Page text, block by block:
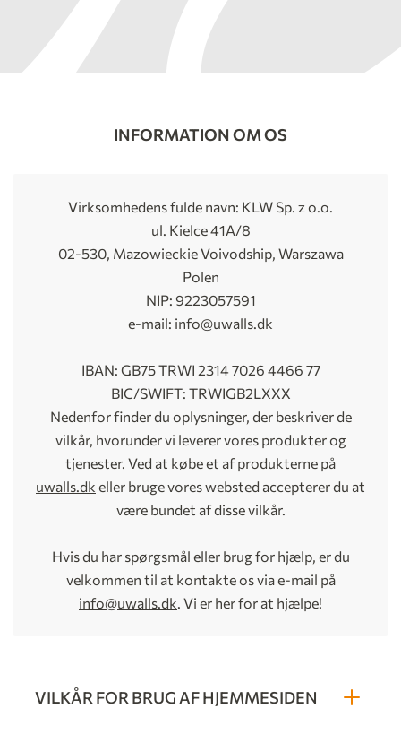
INFORMATION OM OS
Virksomhedens fulde navn: KLW Sp. z o.o.
ul. Kielce 41A/8
02-530, Mazowieckie Voivodship, Warszawa
Polen
NIP: 9223057591
e-mail: info@uwalls.dk
IBAN: GB75 TRWI 2314 7026 4466 77
BIC/SWIFT: TRWIGB2LXXX
Nedenfor finder du oplysninger, der beskriver de
vilkår, hvorunder vi leverer vores produkter og
tjenester. Ved at købe et af produkterne på
uwalls.dk eller bruge vores websted accepterer du at
være bundet af disse vilkår.
Hvis du har spørgsmål eller brug for hjælp, er du
velkommen til at kontakte os via e-mail på
info@uwalls.dk. Vi er her for at hjælpe!
VILKÅR FOR BRUG AF HJEMMESIDEN